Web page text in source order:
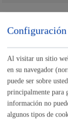
Inscripciones
Actividades
Ambiente
Actividades
Deporte
Configuración
Al visitar un sitio
en su navegador
puede ser sobre
principalmente para
información no
algunos tipos de